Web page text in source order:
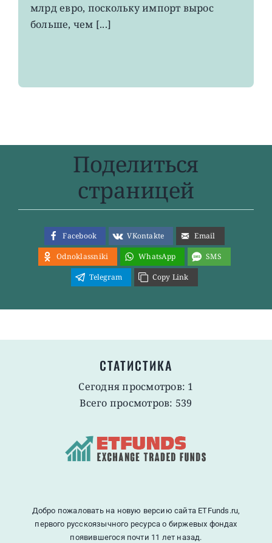
млрд евро, поскольку импорт вырос
больше, чем [...]
Поделиться
страницей
Facebook VKontakte
Email
Odnoklassniki
WhatsApp
SMS
Telegram
Copy Link
СТАТИСТИКА
Сегодня просмотров: 1
Всего просмотров: 539
Добро пожаловать на новую версию сайта ETFunds.ru,
первого русскоязычного ресурса о биржевых фондах
появившегося почти 11 лет назад.